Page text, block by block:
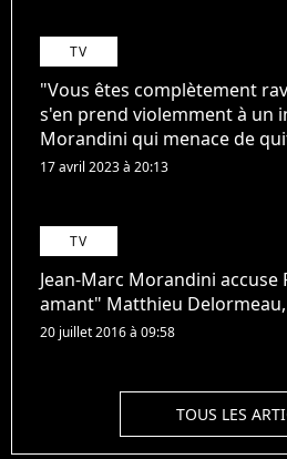
TV
"Vous êtes complètement
s'en prend violemment à un
Morandini qui menace de
17 avril 2023 à 20:13
TV
Jean-Marc Morandini accuse
amant" Matthieu
20 juillet 2016 à 09:58
TOUS LES